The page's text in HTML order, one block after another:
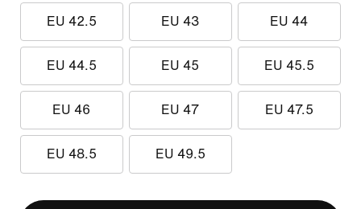
EU 42.5 EU 43 EU 44
EU 44.5 EU 45 EU 45.5
EU 46 EU 47 EU 47.5
EU 48.5 EU 49.5